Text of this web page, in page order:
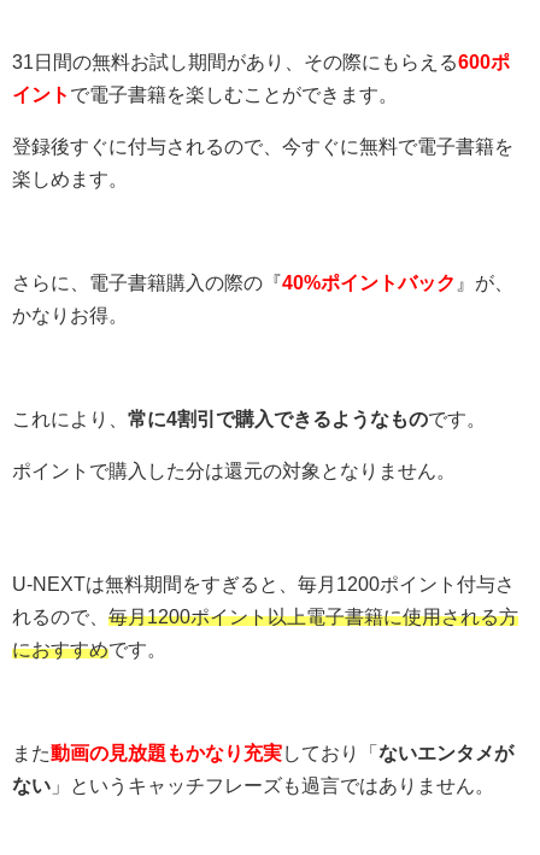
31日間の無料お試し期間があり、その際にもらえる600ポ
イント で電子書籍を楽しむことができます。
登録後すぐに付与されるので、今すぐに無料で電子書籍を
楽しめます。
さらに、電子書籍購入の際の『40%ポイントバック 』が、
かなりお得。
これにより、 常に4割引で購入できるようなものです。
ポイントで購入した分は還元の対象となりません。
U-NEXTは無料期間をすぎると、毎月1200ポイント付与さ
れるので、 毎月1200ポイント以上電子書籍に使用される方
におすすめです。
また動画の見放題もかなり充実しており「 ないエンタメが
ない 」というキャッチフレーズも過言ではありません。